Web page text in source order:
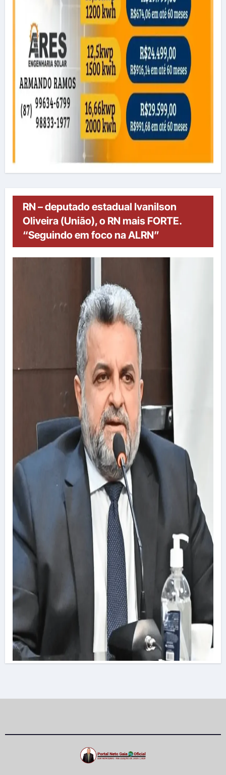
RN – deputado estadual Ivanilson
Oliveira (União), o RN mais FORTE.
“Seguindo em foco na ALRN”